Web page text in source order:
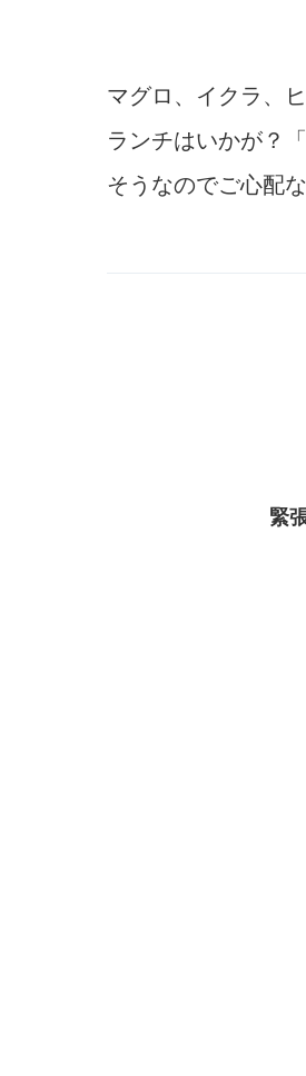
マグロ、イクラ、
ランチはいかが？
そうなのでご心配
緊